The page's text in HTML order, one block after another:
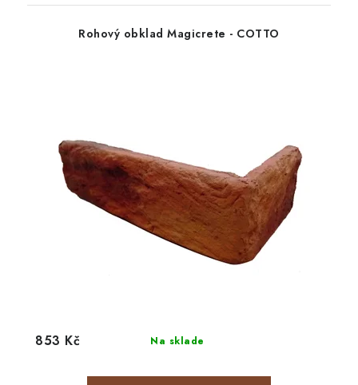
Rohový obklad Magicrete - COTTO
Na sklade
853 Kč